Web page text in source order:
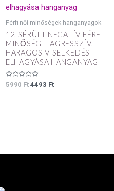
Férfi-női minőségek hanganyagok
12. SÉRÜLT NEGATÍV FÉRFI
MINŐSÉG – AGRESSZÍV,
HARAGOS VISELKEDÉS
ELHAGYÁSA HANGANYAG
Értékelés:
5990Ft 4493 Ft